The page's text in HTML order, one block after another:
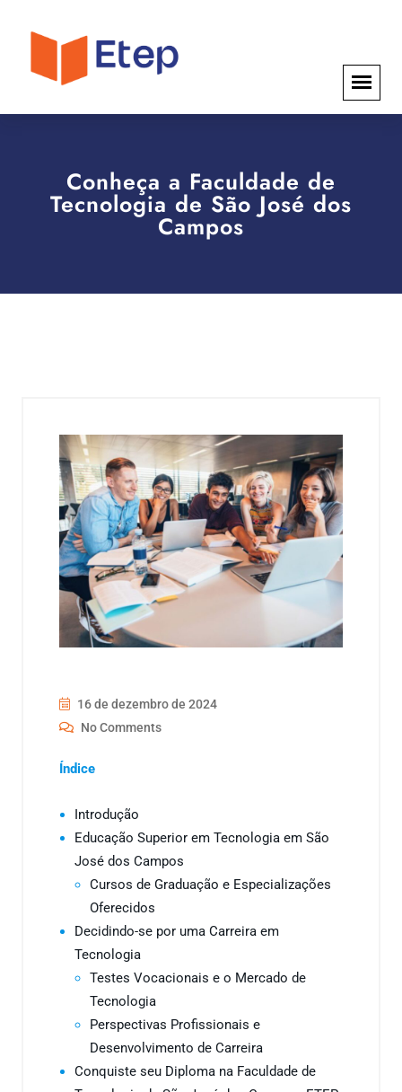
Conheça a Faculdade de
Tecnologia de São José dos
Campos
16 de dezembro de 2024
No Comments
Índice
Introdução
Educação Superior em Tecnologia em São
José dos Campos
Cursos de Graduação e Especializações
Oferecidos
Decidindo-se por uma Carreira em
Tecnologia
Testes Vocacionais e o Mercado de
Tecnologia
Perspectivas Profissionais e
Desenvolvimento de Carreira
Conquiste seu Diploma na Faculdade de